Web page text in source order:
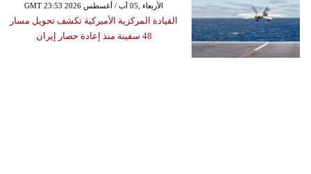
GMT 23:53 2026 الأربعاء ,05 آب / أغسطس
القيادة المركزية الأميركية تكشف تحويل مسار
48 سفينة منذ إعادة حصار إيران